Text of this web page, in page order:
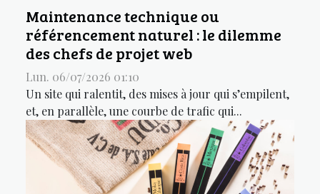
Maintenance technique ou
référencement naturel : le dilemme
des chefs de projet web
Lun. 06/07/2026 01:10
Un site qui ralentit, des mises à jour qui s’empilent,
et, en parallèle, une courbe de trafic qui...